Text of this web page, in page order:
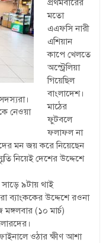
নেওয়া
প্রথমবারের
মতো
এএফসি নারী
এশিয়ান
কাপে খেলতে
অস্ট্রেলিয়া
গিয়েছিল
বাংলাদেশ।
মাঠের
ফুটবলে
ফলাফল না
মন জয় করে নিয়েছেন
নিয়েই দেশের উদ্দেশে
সাড়ে ৯টায় থাই
ব্যাংককের উদ্দেশে রওনা
(১০ মার্চ)
ওঠার ক্ষীণ আশা